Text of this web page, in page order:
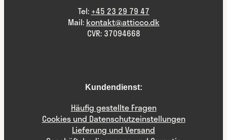
Tel: +45 23 29 79 47
Mail: kontakt@atticco.dk
CVR: 37094668
Kundendienst:
Häufig gestellte Fragen
Cookies und Datenschutzeinstellungen
Lieferung und Versand